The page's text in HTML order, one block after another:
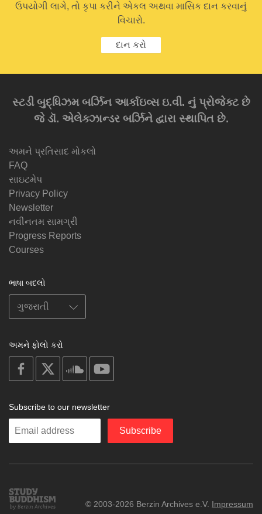
ઉપયોગી લાગે, તો કૃપા કરીને એકલ અથવા માસિક દાન કરવાનું
વિચારો.
દાન કરો
સ્ટડી બુદ્ધિઝમ બર્ઝિન આર્કાઇવ્સ ઇ.વી. નું પ્રોજેક્ટ છે
જે ડૉ. એલેક્ઝાન્ડર બર્ઝિને દ્વારા સ્થાપિત છે.
અમને પ્રતિસાદ મોકલો
FAQ
સાઇટમેપ
Privacy Policy
Newsletter
નવીનતમ સામગ્રી
Progress Reports
Courses
ભાષા બદલો
અમને ફોલો કરો
on
facebook
soundcloud
Subscribe to our newsletter
Enter
Subscribe
Study
Buddhism
© 2003-2026 Berzin Archives e.V. Impressum